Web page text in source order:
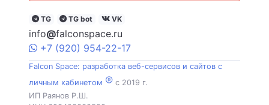
TG TG bot VK
info@falconspace.ru
+7 (920) 954-22-17
Falcon Space: разработка веб-сервисов и сайтов с
личным кабинетом ® c 2019 г.
ИП Раянов Р.Ш.